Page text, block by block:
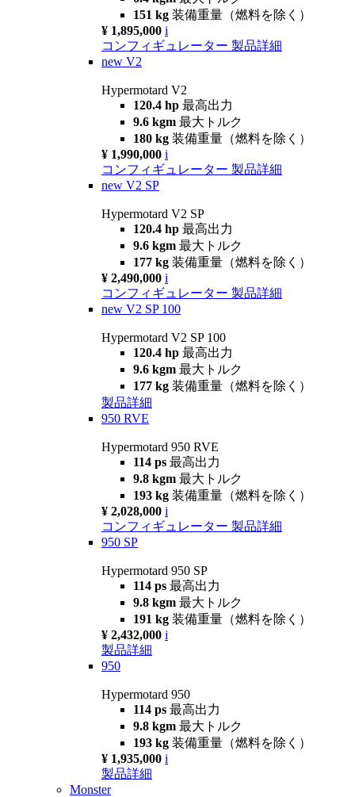
151 kg 装備重量（燃料を除く）
¥ 1,895,000 i
コンフィギュレーター 製品詳細
new V2
Hypermotard V2
120.4 hp 最高出力
9.6 kgm 最大トルク
180 kg 装備重量（燃料を除く）
¥ 1,990,000 i
コンフィギュレーター 製品詳細
new V2 SP
Hypermotard V2 SP
120.4 hp 最高出力
9.6 kgm 最大トルク
177 kg 装備重量（燃料を除く）
¥ 2,490,000 i
コンフィギュレーター 製品詳細
new V2 SP 100
Hypermotard V2 SP 100
120.4 hp 最高出力
9.6 kgm 最大トルク
177 kg 装備重量（燃料を除く）
製品詳細
950 RVE
Hypermotard 950 RVE
114 ps 最高出力
9.8 kgm 最大トルク
193 kg 装備重量（燃料を除く）
¥ 2,028,000 i
コンフィギュレーター 製品詳細
950 SP
Hypermotard 950 SP
114 ps 最高出力
9.8 kgm 最大トルク
191 kg 装備重量（燃料を除く）
¥ 2,432,000 i
製品詳細
950
Hypermotard 950
114 ps 最高出力
9.8 kgm 最大トルク
193 kg 装備重量（燃料を除く）
¥ 1,935,000 i
製品詳細
Monster